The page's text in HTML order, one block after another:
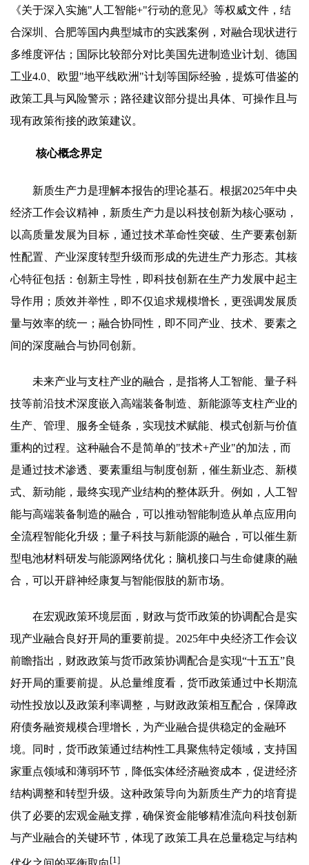
《关于深入实施"人工智能+"行动的意见》等权威文件，结
合深圳、合肥等国内典型城市的实践案例，对融合现状进行
多维度评估；国际比较部分对比美国先进制造业计划、德国
工业4.0、欧盟"地平线欧洲"计划等国际经验，提炼可借鉴的
政策工具与风险警示；路径建议部分提出具体、可操作且与
现有政策衔接的政策建议。
核心概念界定
新质生产力是理解本报告的理论基石。根据2025年中央
经济工作会议精神，新质生产力是以科技创新为核心驱动，
以高质量发展为目标，通过技术革命性突破、生产要素创新
性配置、产业深度转型升级而形成的先进生产力形态。其核
心特征包括：创新主导性，即科技创新在生产力发展中起主
导作用；质效并举性，即不仅追求规模增长，更强调发展质
量与效率的统一；融合协同性，即不同产业、技术、要素之
间的深度融合与协同创新。
未来产业与支柱产业的融合，是指将人工智能、量子科
技等前沿技术深度嵌入高端装备制造、新能源等支柱产业的
生产、管理、服务全链条，实现技术赋能、模式创新与价值
重构的过程。这种融合不是简单的"技术+产业"的加法，而
是通过技术渗透、要素重组与制度创新，催生新业态、新模
式、新动能，最终实现产业结构的整体跃升。例如，人工智
能与高端装备制造的融合，可以推动智能制造从单点应用向
全流程智能化升级；量子科技与新能源的融合，可以催生新
型电池材料研发与能源网络优化；脑机接口与生命健康的融
合，可以开辟神经康复与智能假肢的新市场。
在宏观政策环境层面，财政与货币政策的协调配合是实
现产业融合良好开局的重要前提。2025年中央经济工作会议
前瞻指出，财政政策与货币政策协调配合是实现“十五五”良
好开局的重要前提。从总量维度看，货币政策通过中长期流
动性投放以及政策利率调整，与财政政策相互配合，保障政
府债务融资规模合理增长，为产业融合提供稳定的金融环
境。同时，货币政策通过结构性工具聚焦特定领域，支持国
家重点领域和薄弱环节，降低实体经济融资成本，促进经济
结构调整和转型升级。这种政策导向为新质生产力的培育提
供了必要的宏观金融支撑，确保资金能够精准流向科技创新
与产业融合的关键环节，体现了政策工具在总量稳定与结构
[1]